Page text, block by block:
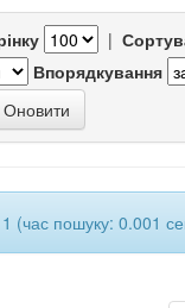
|
Впорядкування
1 (час пошуку: 0.001